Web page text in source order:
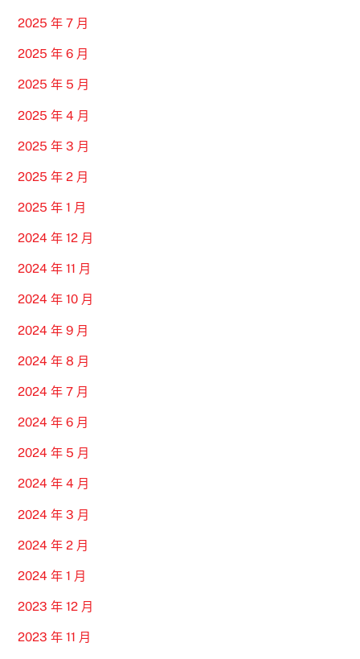
2025 年 7 月
2025 年 6 月
2025 年 5 月
2025 年 4 月
2025 年 3 月
2025 年 2 月
2025 年 1 月
2024 年 12 月
2024 年 11 月
2024 年 10 月
2024 年 9 月
2024 年 8 月
2024 年 7 月
2024 年 6 月
2024 年 5 月
2024 年 4 月
2024 年 3 月
2024 年 2 月
2024 年 1 月
2023 年 12 月
2023 年 11 月